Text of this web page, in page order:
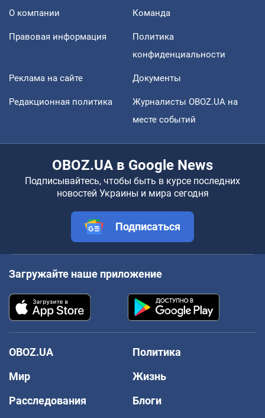
О компании Команда
Правовая информация
Политика
конфиденциальности
Реклама на сайте Документы
Редакционная политика
Журналисты OBOZ.UA на
месте событий
OBOZ.UA в Google News
Подписывайтесь, чтобы быть в курсе последних
новостей Украины и мира сегодня
Подписаться
Загружайте наше приложение
OBOZ.UA
Политика
Мир
Жизнь
Расследования
Блоги